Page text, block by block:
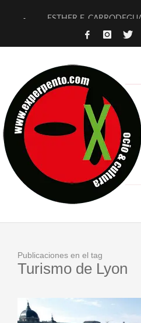
ESTHER F.
[TERRA DE
TIMBRE 4, LA ESCUELA
30 AÑOS (NO ES NADA) DE
MILITARES
D’BALDOMEROS
MARSHALL FLASH
JOFRE BARDAGÍ EN
Publicaciones en el tag
Turismo de Lyon